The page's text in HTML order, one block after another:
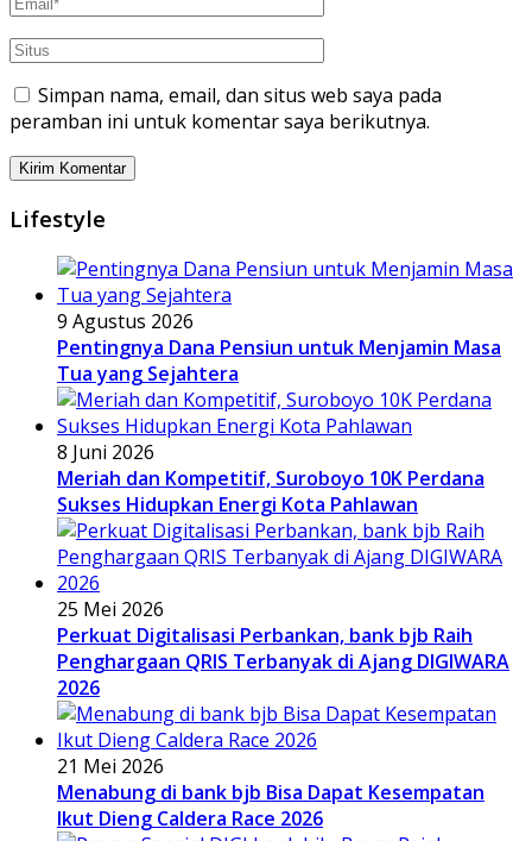
Simpan nama, email, dan situs web saya pada
peramban ini untuk komentar saya berikutnya.
Lifestyle
9 Agustus 2026
Pentingnya Dana Pensiun untuk Menjamin Masa
Tua yang Sejahtera
8 Juni 2026
Meriah dan Kompetitif, Suroboyo 10K Perdana
Sukses Hidupkan Energi Kota Pahlawan
25 Mei 2026
Perkuat Digitalisasi Perbankan, bank bjb Raih
Penghargaan QRIS Terbanyak di Ajang DIGIWARA
2026
21 Mei 2026
Menabung di bank bjb Bisa Dapat Kesempatan
Ikut Dieng Caldera Race 2026